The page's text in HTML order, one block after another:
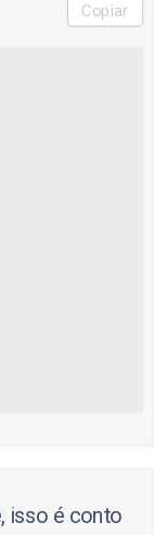
Copiar
isso é conto